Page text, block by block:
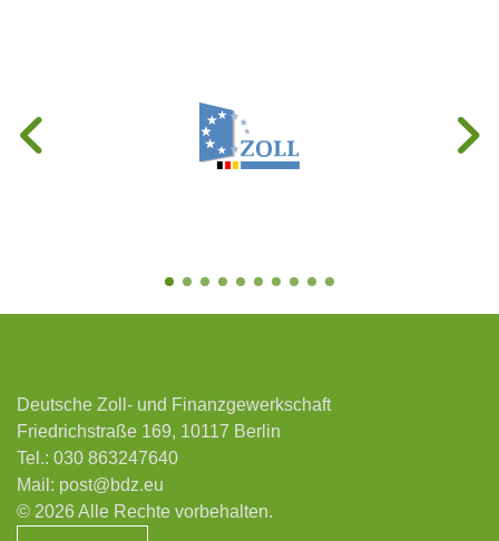
Deutsche Zoll- und Finanzgewerkschaft
Friedrichstraße 169, 10117 Berlin
Tel.: 030 863247640
Mail: post@bdz.eu
© 2026 Alle Rechte vorbehalten.